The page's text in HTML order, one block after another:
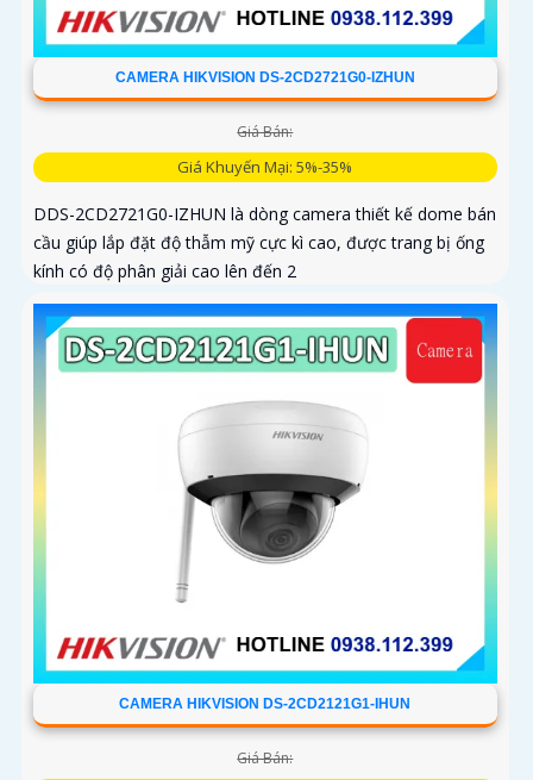
CAMERA HIKVISION DS-2CD2721G0-IZHUN
Giá Bán:
Giá Khuyến Mại: 5%-35%
DDS-2CD2721G0-IZHUN là dòng camera thiết kế dome bán
cầu giúp lắp đặt độ thẫm mỹ cực kì cao, được trang bị ống
kính có độ phân giải cao lên đến 2
CAMERA HIKVISION DS-2CD2121G1-IHUN
Giá Bán: